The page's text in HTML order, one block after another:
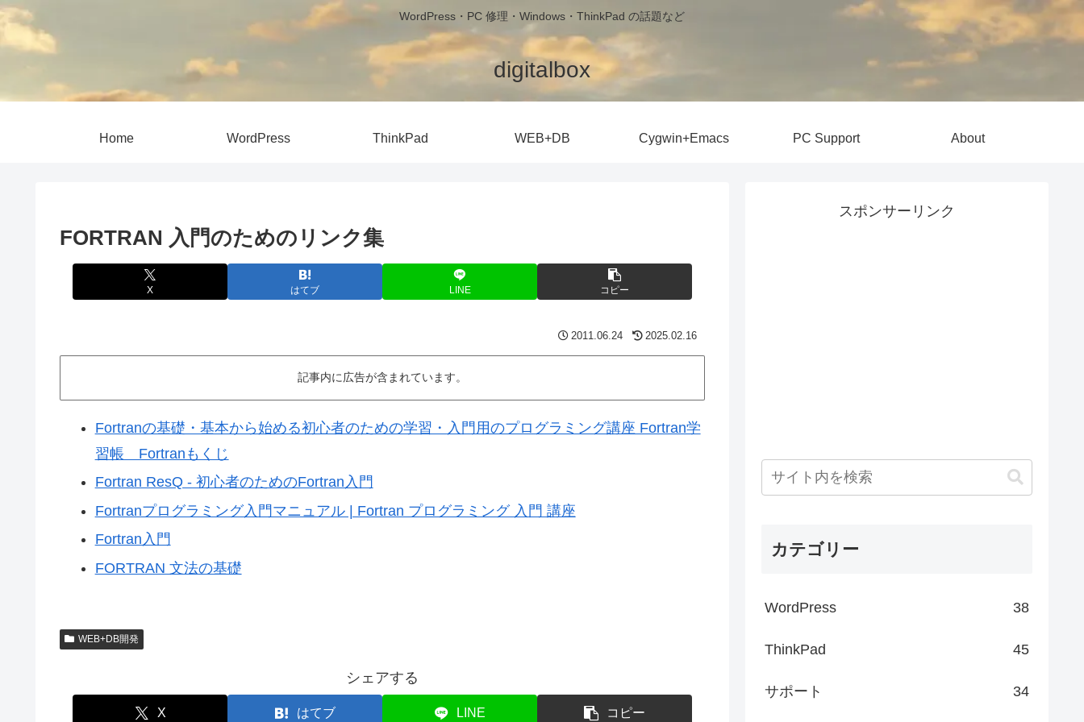
WordPress・PC 修理・Windows・ThinkPad の話題など
digitalbox
Home WordPress ThinkPad WEB+DB Cygwin+Emacs PC Support About
FORTRAN 入門のためのリンク集
X はてブ LINE コピー
2011.06.24 2025.02.16
記事内に広告が含まれています。
Fortranの基礎・基本から始める初心者のための学習・入門用のプログラミング講座 Fortran学
習帳 Fortranもくじ
Fortran ResQ - 初心者のためのFortran入門
Fortranプログラミング入門マニュアル | Fortran プログラミング 入門 講座
Fortran入門
FORTRAN 文法の基礎
WEB+DB開発
シェアする
X はてブ LINE コピー
スポンサーリンク
カテゴリー
WordPress 38
ThinkPad 45
サポート 34